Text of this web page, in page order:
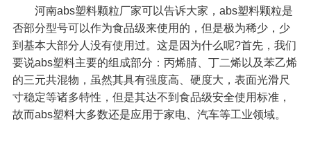
河南abs塑料颗粒厂家可以告诉大家，abs塑料颗粒是
否部分型号可以作为食品级来使用的，但是极为稀少，少
到基本大部分人没有使用过。这是因为什么呢?首先，我们
要说abs塑料主要的组成部分：丙烯腈、丁二烯以及苯乙烯
的三元共混物，虽然其具有强度高、硬度大，表面光滑尺
寸稳定等诸多特性，但是其达不到食品级安全使用标准，
故而abs塑料大多数还是应用于家电、汽车等工业领域。